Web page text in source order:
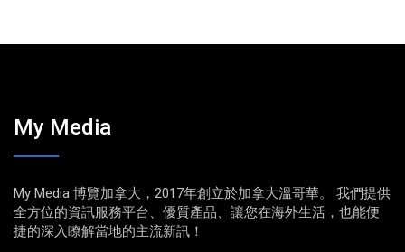
My Media
My Media 博覽加拿大，2017年創立於加拿大溫哥華。 我們提供
全方位的資訊服務平台、優質產品、讓您在海外生活，也能便
捷的深入瞭解當地的主流新訊！